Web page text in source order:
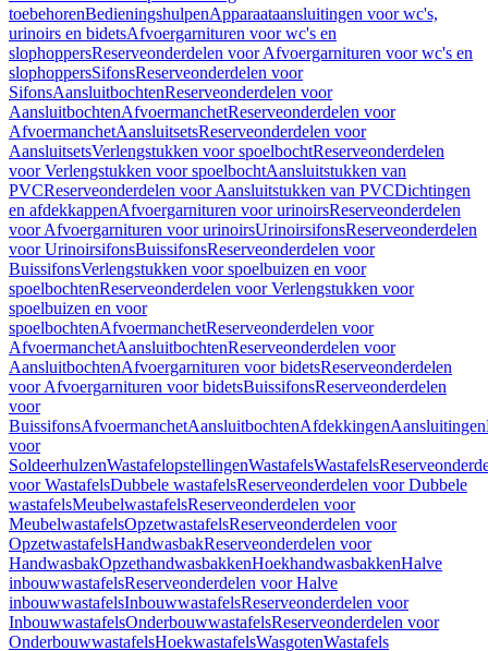
toebehorenBedieningshulpenApparaataansluitingen voor wc's,
urinoirs en bidetsAfvoergarnituren voor wc's en
slophoppersReserveonderdelen voor Afvoergarnituren voor wc's en
slophoppersSifonsReserveonderdelen voor
SifonsAansluitbochtenReserveonderdelen voor
AansluitbochtenAfvoermanchetReserveonderdelen voor
AfvoermanchetAansluitsetsReserveonderdelen voor
AansluitsetsVerlengstukken voor spoelbochtReserveonderdelen
voor Verlengstukken voor spoelbochtAansluitstukken van
PVCReserveonderdelen voor Aansluitstukken van PVCDichtingen
en afdekkappenAfvoergarnituren voor urinoirsReserveonderdelen
voor Afvoergarnituren voor urinoirsUrinoirsifonsReserveonderdelen
voor UrinoirsifonsBuissifonsReserveonderdelen voor
BuissifonsVerlengstukken voor spoelbuizen en voor
spoelbochtenReserveonderdelen voor Verlengstukken voor
spoelbuizen en voor
spoelbochtenAfvoermanchetReserveonderdelen voor
AfvoermanchetAansluitbochtenReserveonderdelen voor
AansluitbochtenAfvoergarnituren voor bidetsReserveonderdelen
voor Afvoergarnituren voor bidetsBuissifonsReserveonderdelen
voor
BuissifonsAfvoermanchetAansluitbochtenAfdekkingenAansluitingen
voor
SoldeerhulzenWastafelopstellingenWastafelsWastafels
voor WastafelsDubbele wastafelsReserveonderdelen voor Dubbele
wastafelsMeubelwastafelsReserveonderdelen voor
MeubelwastafelsOpzetwastafelsReserveonderdelen voor
OpzetwastafelsHandwasbakReserveonderdelen voor
HandwasbakOpzethandwasbakkenHoekhandwasbakkenHalve
inbouwwastafelsReserveonderdelen voor Halve
inbouwwastafelsInbouwwastafelsReserveonderdelen voor
InbouwwastafelsOnderbouwwastafelsReserveonderdelen voor
OnderbouwwastafelsHoekwastafelsWasgotenWastafels